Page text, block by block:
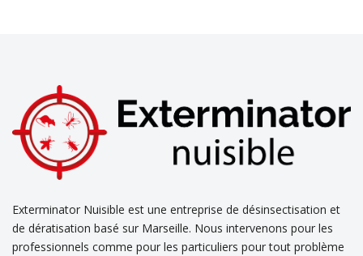
Exterminator Nuisible est une entreprise de désinsectisation et
de dératisation basé sur Marseille. Nous intervenons pour les
professionnels comme pour les particuliers pour tout problème